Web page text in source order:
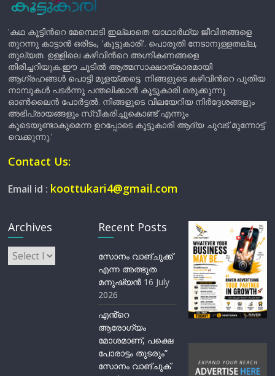
'കഥ കൂട്ടിന്‍റെ മേമ്പൊടി ഇല്ലാതെ യാഥാർഥ്യ ജീവിതങ്ങളെ
തുറന്നു കാട്ടാൻ ഒരിടം, 'കൂട്ടുകാരി'. പൊരുതി നേടാനുള്ളതല്ല,
തുല്യത. ഉള്ളിലെ കഴിവിന്‍റെ അഗ്നികണങ്ങളെ
തിരിച്ചറിയുക.ഈ ചൂടിൽ ആത്മസാക്ഷാത്കാരമായി
ആഗ്രഹങ്ങൾ പൊട്ടി മുളയ്ക്കട്ടെ. നിങ്ങളുടെ കഴിവിന്‍റെ പുതിയ
നാമ്പുകൾ പടർന്നു പന്തലിക്കാൻ കൂട്ടുകാരി ഒരുക്കുന്നു
ഓൺലൈൻ പോർട്ടൽ. നിങ്ങളുടെ വിലയേറിയ നിർദ്ദേശങ്ങളും
അഭിപ്രായങ്ങളും സ്വീകരിച്ചുകൊണ്ട് എന്നും
കൂടെയുണ്ടാകുമെന്ന ഉറപ്പോടെ കൂട്ടുകാരി ആദ്യ ചുവട് മുന്നോട്ട്
വെക്കുന്നു.'
Contact Us:
Email id : koottukari4@gmail.com
Archives
Archives
Recent Posts
സോനം വാങ്ചുക്ക്
എന്ന അത്ഭുത
മനുഷ്യന്‍ 16 July
2026
എൻ്റെ
ആരോഗ്യം
മോശമാണ്, പക്ഷെ
പോരാട്ടം തുടരും”
സോനം വാങ്ചുക്